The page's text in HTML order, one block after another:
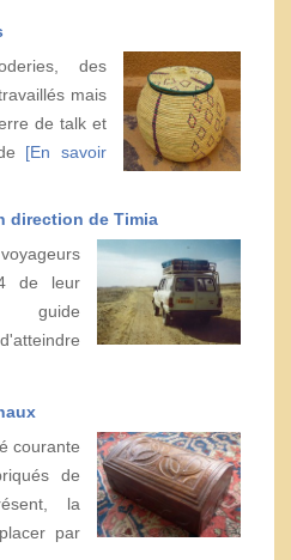
des
mais
de talk et
[En savoir
direction de Timia
de leur
guide
courante
de
la
par